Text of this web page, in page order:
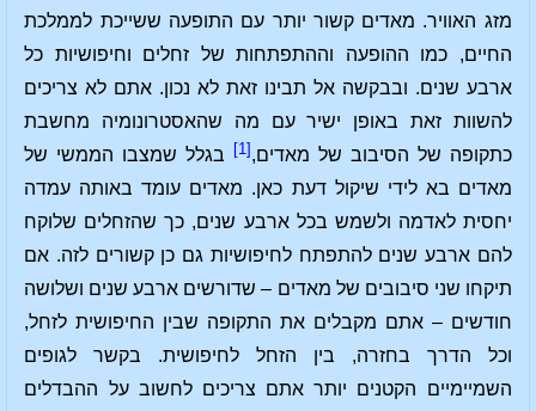
מזג האוויר. מאדים קשור יותר עם התופעה ששייכת לממלכת
החיים, כמו ההופעה וההתפתחות של זחלים וחיפושיות כל
ארבע שנים. ובבקשה אל תבינו זאת לא נכון. אתם לא צריכים
להשוות זאת באופן ישיר עם מה שהאסטרונומיה מחשבת
כתקופה של הסיבוב של מאדים, [1]
בגלל שמצבו הממשי של
מאדים בא לידי שיקול דעת כאן. מאדים עומד באותה עמדה
יחסית לאדמה ולשמש בכל ארבע שנים, כך שהזחלים שלוקח
להם ארבע שנים להתפתח לחיפושיות גם כן קשורים לזה. אם
תיקחו שני סיבובים של מאדים – שדורשים ארבע שנים ושלושה
חודשים – אתם מקבלים את התקופה שבין החיפושית לזחל,
וכל הדרך בחזרה, בין הזחל לחיפושית. בקשר לגופים
השמיימיים הקטנים יותר אתם צריכים לחשוב על ההבדלים